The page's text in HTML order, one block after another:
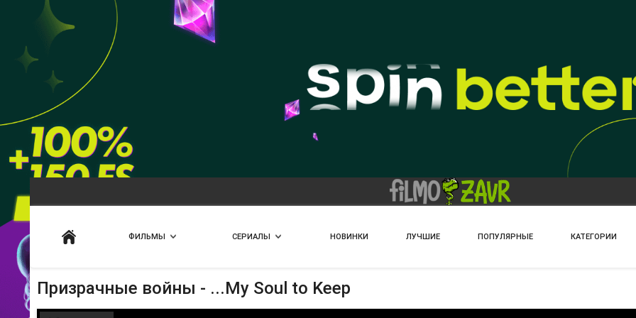
ФИЛЬМЫ СЕРИАЛЫ НОВИНКИ ЛУЧШИЕ ПОПУЛЯРНЫЕ КАТЕГОРИИ
Призрачные войны - ...My Soul to Keep